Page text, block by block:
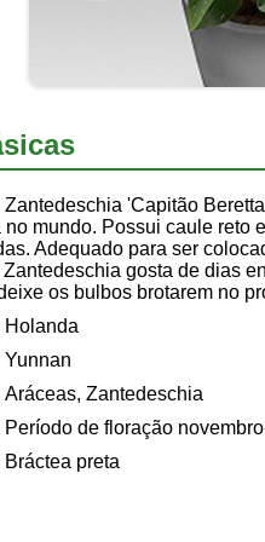
Zantedeschia 'Capitão
mundo. Possui caule reto
Adequado para ser
gosta de dias
os bulbos brotarem no
Holanda
Yunnan
Aráceas, Zantedeschia
Período de floração
Bráctea preta